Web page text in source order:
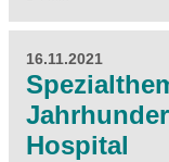
16.11.2021
Hospital